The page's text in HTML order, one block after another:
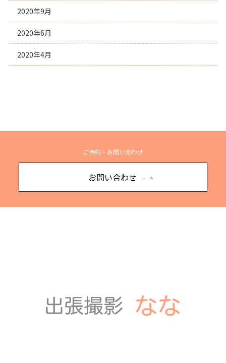
2020年9月
2020年6月
2020年4月
ご予約・お問い合わせ
お問い合わせ